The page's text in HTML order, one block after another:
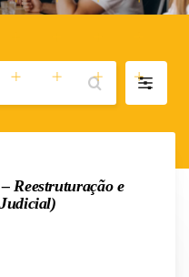
Filter
Reestruturação e